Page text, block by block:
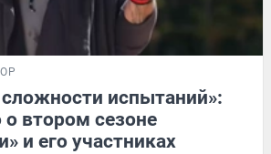
испытаний»:
о втором сезоне
и его участниках